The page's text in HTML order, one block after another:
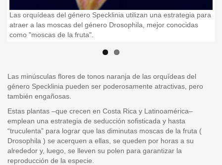
Las orquídeas del género Specklinia utilizan una estrategia para
atraer a las moscas del género Drosophila, mejor conocidas
como "moscas de la fruta".
Las minúsculas flores de tonos naranja de las orquídeas del
género Specklinia pueden ser poderosamente atractivas, pero
también engañosas.
Estas plantas –que crecen en Costa Rica y Latinoamérica–
emplean una estrategia de seducción sofisticada y hasta
“truculenta” para lograr que las diminutas moscas de la fruta (
Drosophila ) se acerquen a ellas, se queden por horas a su
alrededor y, luego, se lleven su polen para garantizar la
reproducción de la especie.